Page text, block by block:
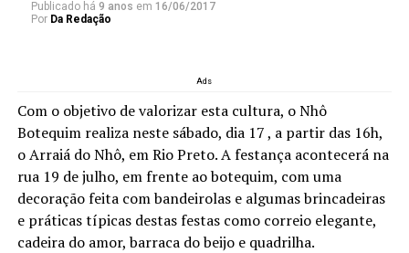
Publicado há 9 anos em 16/06/2017
Por Da Redação
Ads
Com o objetivo de valorizar esta cultura, o Nhô
Botequim realiza neste sábado, dia 17 , a partir das 16h,
o Arraiá do Nhô, em Rio Preto. A festança acontecerá na
rua 19 de julho, em frente ao botequim, com uma
decoração feita com bandeirolas e algumas brincadeiras
e práticas típicas destas festas como correio elegante,
cadeira do amor, barraca do beijo e quadrilha.